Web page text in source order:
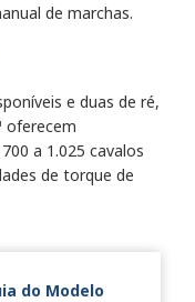
de marchas.
e duas de ré,
oferecem
a 1.025 cavalos
de torque de
do Modelo